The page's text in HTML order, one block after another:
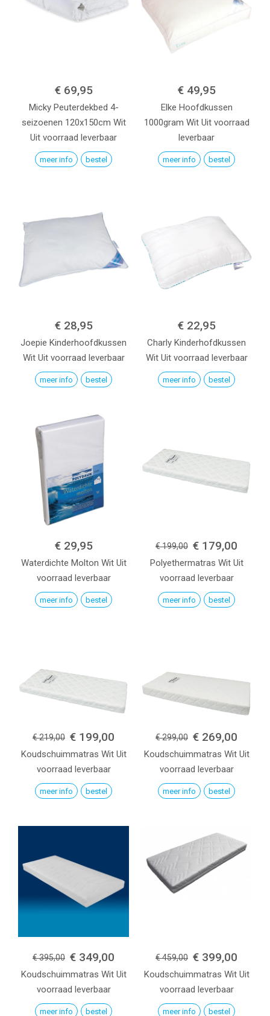
€ 69,95
Micky Peuterdekbed 4-
seizoenen 120x150cm Wit
Uit voorraad leverbaar
meer info bestel
€ 49,95
Elke Hoofdkussen
1000gram Wit Uit voorraad
leverbaar
meer info bestel
€ 28,95
Joepie Kinderhoofdkussen
Wit Uit voorraad leverbaar
meer info bestel
€ 22,95
Charly Kinderhofdkussen
Wit Uit voorraad leverbaar
meer info bestel
€ 29,95
Waterdichte Molton Wit Uit
voorraad leverbaar
meer info bestel
€ 199,00 € 179,00
Polyethermatras Wit Uit
voorraad leverbaar
meer info bestel
€ 219,00 € 199,00
Koudschuimmatras Wit Uit
voorraad leverbaar
meer info bestel
€ 299,00 € 269,00
Koudschuimmatras Wit Uit
voorraad leverbaar
meer info bestel
€ 395,00 € 349,00
Koudschuimmatras Wit Uit
voorraad leverbaar
meer info bestel
€ 459,00 € 399,00
Koudschuimmatras Wit Uit
voorraad leverbaar
meer info bestel